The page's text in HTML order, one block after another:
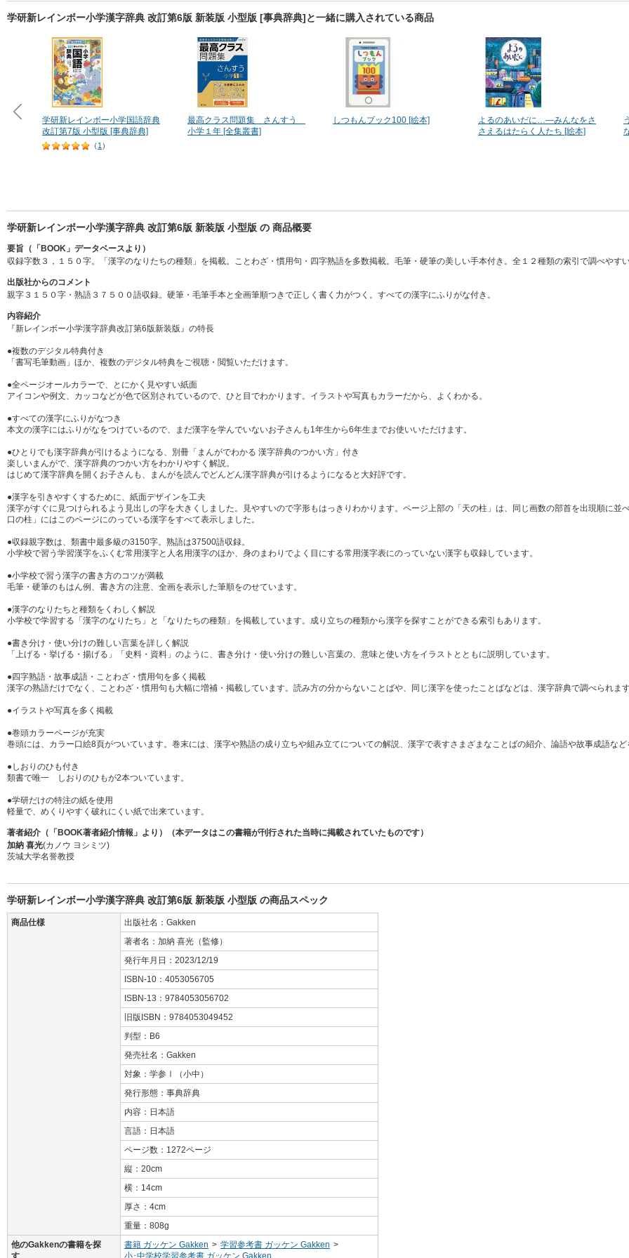
学研新レインボー小学漢字辞典 改訂第6版 新装版 小型版 [事典辞典]と一緒に購入されている商品
学研新レインボー小学国語辞典
改訂第7版 小型版 [事典辞典]
（ 1 ）
最高クラス問題集 さんすう
小学１年 [全集叢書]
しつもんブック100 [絵本]
よるのあいだに…―みんなをさ
さえるはたらく人たち [絵本]
学研新レインボー小学漢字辞典 改訂第6版 新装版 小型版 の 商品概要
要旨（「BOOK」データベースより）
収録字数３，１５０字。「漢字のなりたちの種類」を掲載。ことわざ・慣用句・四字熟語を多数掲載。毛筆・硬筆の美しい手本付き。全１２種類の索引で調べやすい
出版社からのコメント
親字３１５０字・熟語３７５００語収録。硬筆・毛筆手本と全画筆順つきで正しく書く力がつく。すべての漢字にふりがな付き。
内容紹介
『新レインボー小学漢字辞典改訂第6版新装版』の特長
●複数のデジタル特典付き
「書写毛筆動画」ほか、複数のデジタル特典をご視聴・閲覧いただけます。
●全ページオールカラーで、とにかく見やすい紙面
アイコンや例文、カッコなどが色で区別されているので、ひと目でわかります。イラストや写真もカラーだから、よくわかる。
●すべての漢字にふりがなつき
本文の漢字にはふりがなをつけているので、まだ漢字を学んでいないお子さんも1年生から6年生までお使いいただけます。
●ひとりでも漢字辞典が引けるようになる、別冊「まんがでわかる 漢字辞典のつかい方」付き
楽しいまんがで、漢字辞典のつかい方をわかりやすく解説。
はじめて漢字辞典を開くお子さんも、まんがを読んでどんどん漢字辞典が引けるようになると大好評です。
●漢字を引きやすくするために、紙面デザインを工夫
漢字がすぐに見つけられるよう見出しの字を大きくしました。見やすいので字形もはっきりわかります。ページ上部の「天の柱」は、同じ画数の部首を出現順に
口の柱」にはこのページにのっている漢字をすべて表示しました。
●収録親字数は、類書中最多級の3150字。熟語は37500語収録。
小学校で習う学習漢字をふくむ常用漢字と人名用漢字のほか、身のまわりでよく目にする常用漢字表にのっていない漢字も収録しています。
●小学校で習う漢字の書き方のコツが満載
毛筆・硬筆のもはん例、書き方の注意、全画を表示した筆順をのせています。
●漢字のなりたちと種類をくわしく解説
小学校で学習する「漢字のなりたち」と「なりたちの種類」を掲載しています。成り立ちの種類から漢字を探すことができる索引もあります。
●書き分け・使い分けの難しい言葉を詳しく解説
「上げる・挙げる・揚げる」「史料・資料」のように、書き分け・使い分けの難しい言葉の、意味と使い方をイラストとともに説明しています。
●四字熟語・故事成語・ことわざ・慣用句を多く掲載
漢字の熟語だけでなく、ことわざ・慣用句も大幅に増補・掲載しています。読み方の分からないことばや、同じ漢字を使ったことばなどは、漢字辞典で調べられます
●イラストや写真を多く掲載
●巻頭カラーページが充実
巻頭には、カラー口絵8頁がついています。巻末には、漢字や熟語の成り立ちや組み立てについての解説、漢字で表すさまざまなことばの紹介、論語や故事成語など
●しおりのひも付き
類書で唯一 しおりのひもが2本ついています。
●学研だけの特注の紙を使用
軽量で、めくりやすく破れにくい紙で出来ています。
著者紹介（「BOOK著者紹介情報」より）（本データはこの書籍が刊行された当時に掲載されていたものです）
加納 喜光(カノウ ヨシミツ)
茨城大学名誉教授
学研新レインボー小学漢字辞典 改訂第6版 新装版 小型版 の商品スペック
商品仕様
出版社名：Gakken
著者名：加納 喜光（監修）
発行年月日：2023/12/19
ISBN-10：4053056705
ISBN-13：9784053056702
旧版ISBN：9784053049452
判型：B6
発売社名：Gakken
対象：学参Ⅰ（小中）
発行形態：事典辞典
内容：日本語
言語：日本語
ページ数：1272ページ
縦：20cm
横：14cm
厚さ：4cm
重量：808g
他のGakkenの書籍を探
す
書籍 ガッケン Gakken > 学習参考書 ガッケン Gakken >
小･中学校学習参考書 ガッケン Gakken